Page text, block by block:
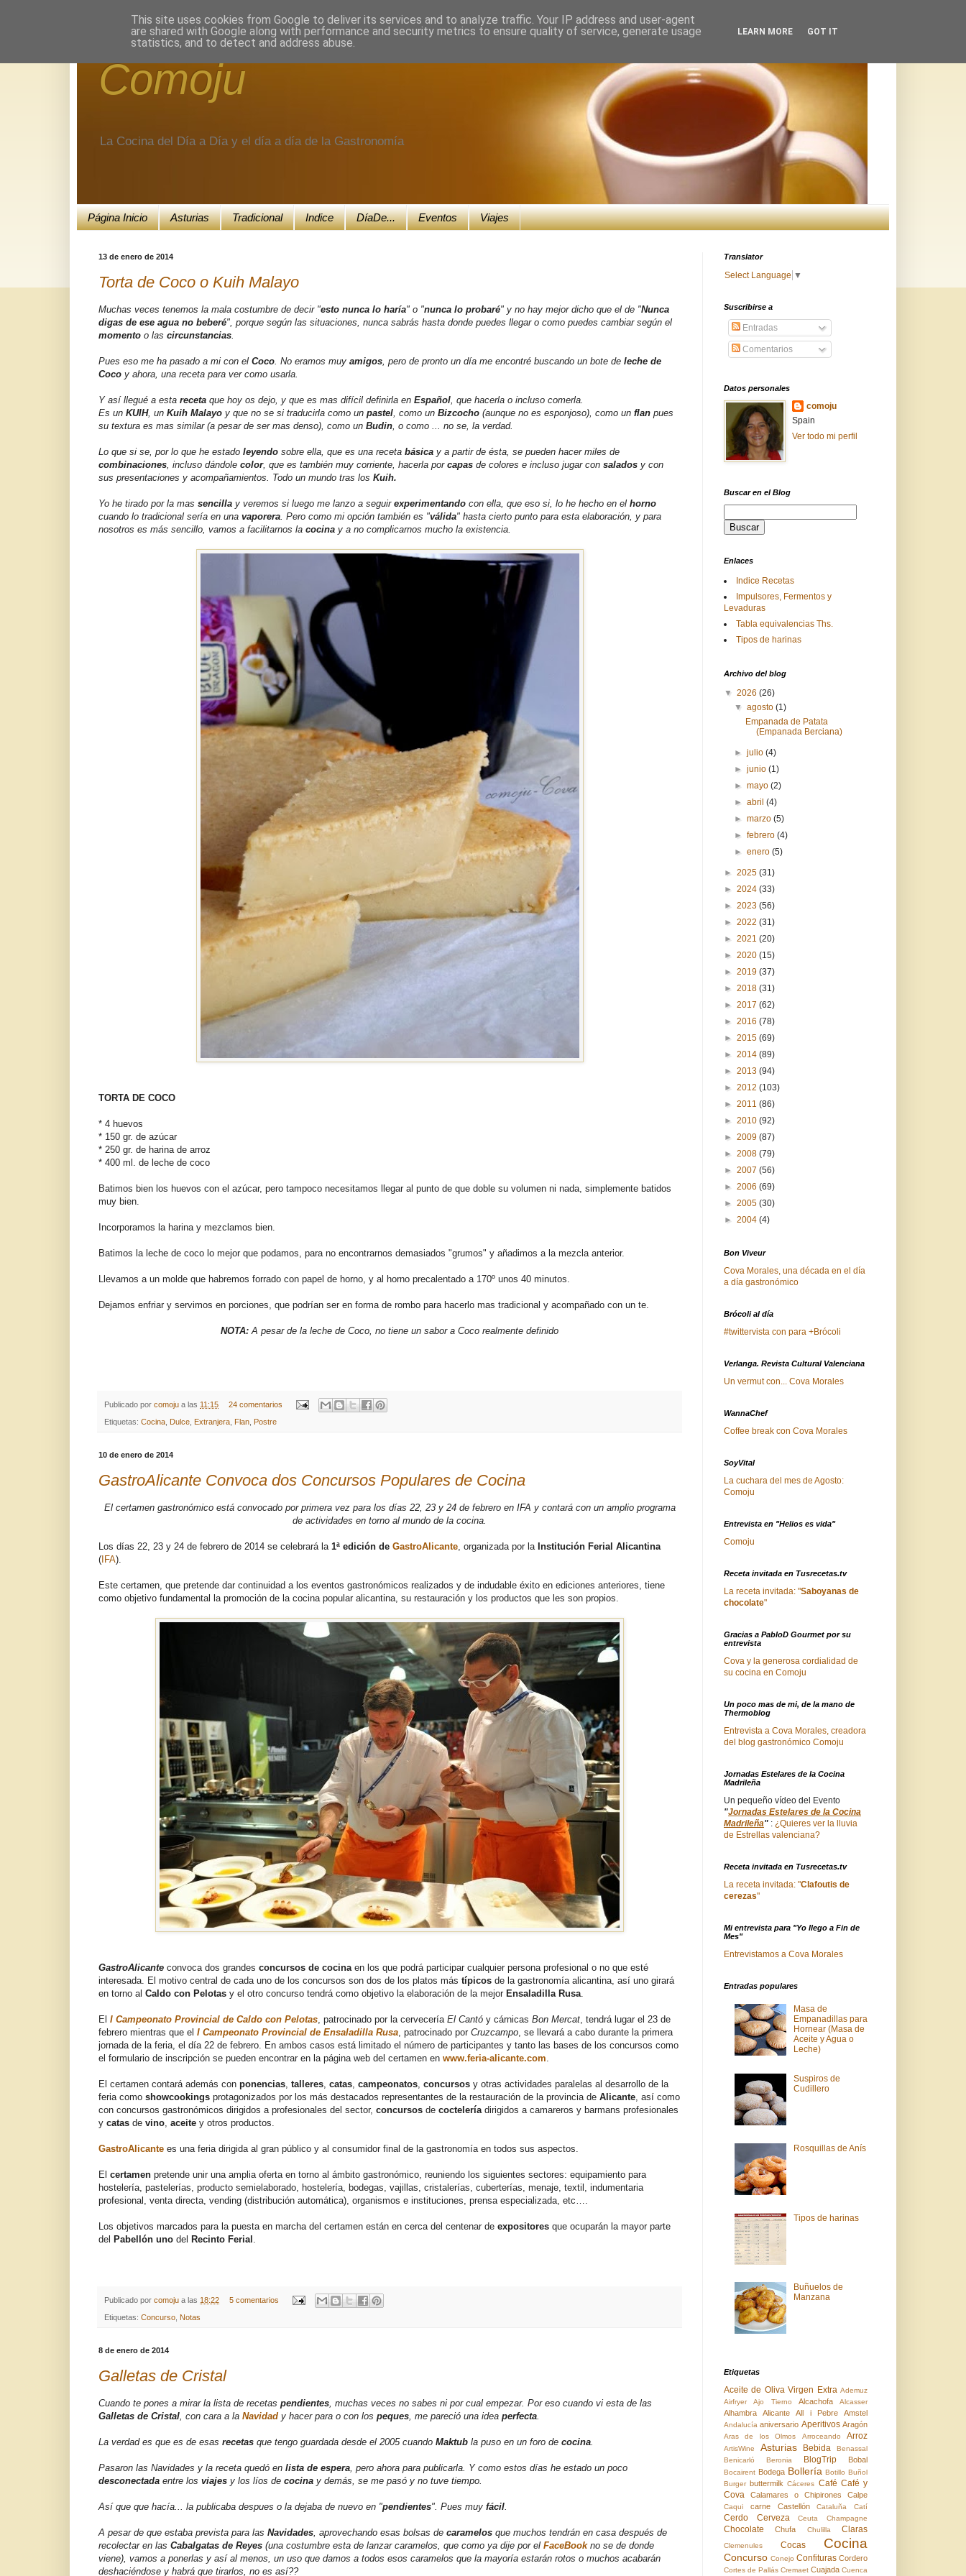
Comoju
La Cocina del Día a Día y el día a día de la Gastronomía
Página Inicio Asturias Tradicional Indice DíaDe... Eventos Viajes
13 de enero de 2014
Torta de Coco o Kuih Malayo
Muchas veces tenemos la mala costumbre de decir "esto nunca lo haría" o "nunca lo probaré" y no hay mejor dicho que el de "Nunca
digas de ese agua no beberé", porque según las situaciones, nunca sabrás hasta donde puedes llegar o como puedes cambiar según el
momento o las circunstancias
Pues eso me ha pasado a mi con el Coco . No eramos muy amigos , pero de pronto un día me encontré buscando un bote de leche de
Coco y ahora, una receta para ver como usarla.
Y así llegué a esta receta que hoy os dejo, y que es mas difícil definirla en Español , que hacerla o incluso comerla.
Es un KUIH, un Kuih Malayo y que no se si traducirla como un pastel , como un Bizcocho (aunque no es esponjoso), como un flan pues
su textura es mas similar (a pesar de ser mas denso), como un Budin , o como ... no se, la verdad.
Lo que si se, por lo que he estado leyendo sobre ella, que es una receta básica y a partir de ésta, se pueden hacer miles de
combinaciones , incluso dándole color, que es también muy corriente, hacerla por capas de colores e incluso jugar con salados y con
sus presentaciones y acompañamientos. Todo un mundo tras los Kuih.
Yo he tirado por la mas sencilla y veremos si luego me lanzo a seguir experimentando con ella, que eso si, lo he hecho en el horno
cuando lo tradicional sería en una vaporera . Pero como mi opción también es "válida" hasta cierto punto para esta elaboración, y para
nosotros es más sencillo, vamos a facilitarnos la cocina y a no complicarnos mucho la existencia.
TORTA DE COCO
* 4 huevos
* 150 gr. de azúcar
* 250 gr. de harina de arroz
* 400 ml. de leche de coco
Batimos bien los huevos con el azúcar, pero tampoco necesitamos llegar al punto de que doble su volumen ni nada, simplemente batidos
muy bien.
Incorporamos la harina y mezclamos bien.
Batimos la leche de coco lo mejor que podamos, para no encontrarnos demasiados "grumos" y añadimos a la mezcla anterior.
Llevamos a un molde que habremos forrado con papel de horno, y al horno precalentado a 170º unos 40 minutos.
Dejamos enfriar y servimos en porciones, que podrían ser en forma de rombo para hacerlo mas tradicional y acompañado con un te.
NOTA: A pesar de la leche de Coco, no tiene un sabor a Coco realmente definido
Publicado por comoju a las 11:15 24 comentarios
Etiquetas: Cocina Dulce Extranjera Flan Postre
10 de enero de 2014
GastroAlicante Convoca dos Concursos Populares de Cocina
El certamen gastronómico está convocado por primera vez para los días 22, 23 y 24 de febrero en IFA y contará con un amplio programa
de actividades en torno al mundo de la cocina.
Los días 22, 23 y 24 de febrero de 2014 se celebrará la 1ª edición de GastroAlicante , organizada por la Institución Ferial Alicantina
( IFA).
Este certamen, que pretende dar continuidad a los eventos gastronómicos realizados y de indudable éxito en ediciones anteriores, tiene
como objetivo fundamental la promoción de la cocina popular alicantina, su restauración y los productos que les son propios.
GastroAlicante convoca dos grandes concursos de cocina en los que podrá participar cualquier persona profesional o no que esté
interesada. El motivo central de cada uno de los concursos son dos de los platos más típicos de la gastronomía alicantina, así uno girará
en torno al Caldo con Pelotas y el otro concurso tendrá como objetivo la elaboración de la mejor Ensaladilla Rusa
El I Campeonato Provincial de Caldo con Pelotas , patrocinado por la cervecería El Cantó y cárnicas Bon Mercat , tendrá lugar el 23 de
febrero mientras que el I Campeonato Provincial de Ensaladilla Rusa , patrocinado por Cruzcampo , se llevará a cabo durante la primera
jornada de la feria, el día 22 de febrero. En ambos casos está limitado el número de participantes y tanto las bases de los concursos como
el formulario de inscripción se pueden encontrar en la página web del certamen en www.feria-alicante.com
El certamen contará además con ponencias talleres catas campeonatos concursos y otras actividades paralelas al desarrollo de la
feria como showcookings protagonizados por los más destacados representantes de la restauración de la provincia de Alicante , así como
con concursos gastronómicos dirigidos a profesionales del sector, concursos de coctelería dirigidos a camareros y barmans profesionales
y catas de vino aceite y otros productos.
GastroAlicante es una feria dirigida al gran público y al consumidor final de la gastronomía en todos sus aspectos.
El certamen pretende unir una amplia oferta en torno al ámbito gastronómico, reuniendo los siguientes sectores: equipamiento para
hostelería, pastelerías, producto semielaborado, hostelería, bodegas, vajillas, cristalerías, cuberterías, menaje, textil, indumentaria
profesional, venta directa, vending (distribución automática), organismos e instituciones, prensa especializada, etc….
Los objetivos marcados para la puesta en marcha del certamen están en cerca del centenar de expositores que ocuparán la mayor parte
del Pabellón uno del Recinto Ferial
Publicado por comoju a las 18:22 5 comentarios
Etiquetas: Concurso Notas
8 de enero de 2014
Galletas de Cristal
Cuando te pones a mirar la lista de recetas pendientes , muchas veces no sabes ni por cual empezar. Por eso cuando vi esta de las
Galletas de Cristal , con cara a la Navidad y hacer para o con los peques , me pareció una idea perfecta
La verdad es que es de esas recetas que tengo guardada desde el 2005 cuando Maktub la puso en un foro de cocina
Pasaron las Navidades y la receta quedó en lista de espera , pero ahora para publicarla. Y como estos días he estado un poco
desconectada entre los viajes y los líos de cocina y demás, se me pasó y no tuve tiempo.
Así que que hacía... la publicaba despues o la dejaba de nuevo en "pendientes". Pues muy fácil
A pesar de que estaba prevista para las Navidades , aprovechando esas bolsas de caramelos que muchos tendrán en casa después de
recolectar en las Cabalgatas de Reyes (una costumbre esta de lanzar caramelos, que como ya dije por el FaceBookno se de donde
viene), vamos a ponerlas y así al menos, un uso que damos a todos esos caramelos que la mayoría estarán rotos o muchos acabarán
deshaciéndose y habrá que tirarlos, no es así??
Translator
Select Language ▼
Suscribirse a
Entradas
Comentarios
Datos personales
comoju
Spain
Ver todo mi perfil
Buscar en el Blog
Enlaces
Indice Recetas
Impulsores, Fermentos y
Levaduras
Tabla equivalencias Ths.
Tipos de harinas
Archivo del blog
▼ 2026 (26)
▼agosto(1)
Empanada de Patata
(Empanada Berciana)
►julio(4)
►junio(1)
►mayo(2)
►abril(4)
►marzo(5)
►febrero(4)
►enero(5)
► 2025 (31)
► 2024 (33)
► 2023 (56)
► 2022 (31)
► 2021 (20)
► 2020 (15)
► 2019 (37)
► 2018 (31)
► 2017 (62)
► 2016 (78)
► 2015 (69)
► 2014 (89)
► 2013 (94)
► 2012 (103)
► 2011 (86)
► 2010 (92)
► 2009 (87)
► 2008 (79)
► 2007 (56)
► 2006 (69)
► 2005 (30)
► 2004 (4)
Bon Viveur
Cova Morales, una década en el día
a día gastronómico
Brócoli al día
#twittervista con para +Brócoli
Verlanga. Revista Cultural Valenciana
Un vermut con... Cova Morales
WannaChef
Coffee break con Cova Morales
SoyVital
La cuchara del mes de Agosto:
Comoju
Entrevista en "Helios es vida"
Comoju
Receta invitada en Tusrecetas.tv
La receta invitada: "Saboyanas de
chocolate"
Gracias a PabloD Gourmet por su
entrevista
Cova y la generosa cordialidad de
su cocina en Comoju
Un poco mas de mi, de la mano de
Thermoblog
Entrevista a Cova Morales, creadora
del blog gastronómico Comoju
Jornadas Estelares de la Cocina
Madrileña
Un pequeño vídeo del Evento
"Jornadas Estelares de la Cocina
Madrileña" : ¿Quieres ver la lluvia
de Estrellas valenciana?
Receta invitada en Tusrecetas.tv
La receta invitada: "Clafoutis de
cerezas"
Mi entrevista para "Yo llego a Fin de
Mes"
Entrevistamos a Cova Morales
Entradas populares
Masa de
Empanadillas para
Hornear (Masa de
Aceite y Agua o
Leche)
Suspiros de
Cudillero
Rosquillas de Anís
Tipos de harinas
Buñuelos de
Manzana
Etiquetas
Aceite de Oliva Virgen Extra Ademuz
Airfryer
Ajo Tierno Alcachofa Alcasser
Alhambra Alicante All i Pebre Amstel
Andalucía aniversario Aperitivos Aragón
Aras de los Olmos Arroceando Arroz
ArtisWine Asturias Bebida
Benassal
Benicarló
Beronia BlogTrip Bobal
Bocairent Bodega Bollería Botillo Buñol
Burger buttermilk Cáceres Café Café y
Cova
Calamares o Chipirones Calpe
Caqui carne Castellón Cataluña Catí
Cerdo Cerveza Ceuta Champagne
Chocolate Chufa Chulilla Claras
Clemenules Cocas Cocina
Concurso Conejo Confituras Cordero
Cortes de Pallás Cremaet Cuajada Cuenca
This site uses cookies from Google to deliver its services and to analyze traffic. Your IP address and user-agent
are shared with Google along with performance and security metrics to ensure quality of service, generate usage
statistics, and to detect and address abuse.
LEARN MORE GOT IT